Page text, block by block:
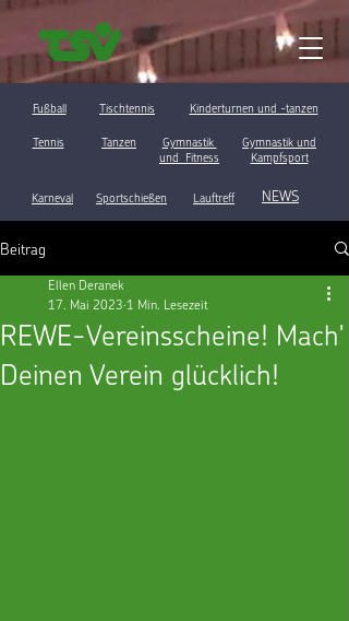
Fußball Tischtennis Kinderturnen und -tanzen
Tennis Tanzen
Gymnastik
und Fitness
Gymnastik und
Kampfsport
Karneval Sportschießen Lauftreff NEWS
Beitrag
REWE-Vereinsscheine! Mach'
Deinen Verein glücklich!
Ellen Deranek
17. Mai 2023 1 Min. Lesezeit